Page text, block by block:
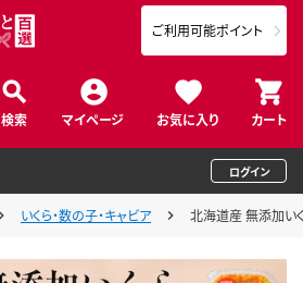
検索 マイページ お気に入り カート
ご利用可能ポイント
ログイン
いくら・数の子・キャビア 北海道産 無添加い